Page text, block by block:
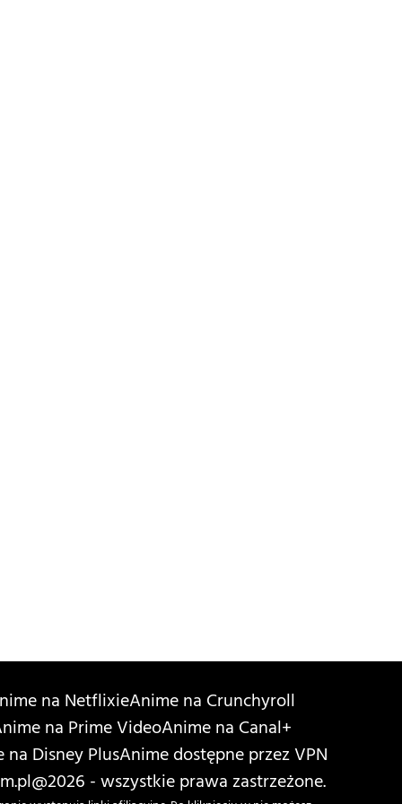
na NetflixieAnime na Crunchyroll
na Prime VideoAnime na Canal+
na Disney PlusAnime dostępne przez VPN
@2026 - wszystkie prawa zastrzeżone.